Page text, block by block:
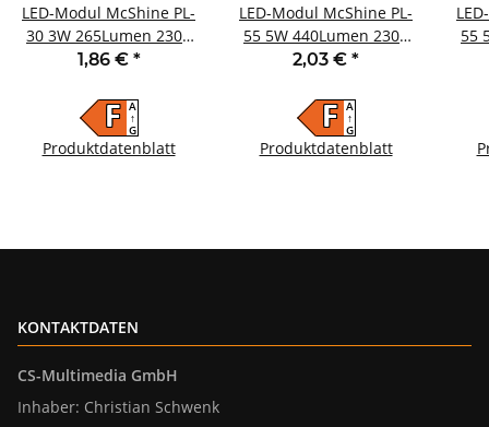
LED-Modul McShine PL-
30 3W 265Lumen 230V
50x25mm warmweiß
1,86 € *
F A
↑
G
Produktdatenblatt
LED-Modul McShine PL-
55 5W 440Lumen 230V
50x25mm warmweiß
2,03 € *
F A
↑
G
Produktdatenblatt
55
KONTAKTDATEN
CS-Multimedia GmbH
Inhaber: Christian Schwenk